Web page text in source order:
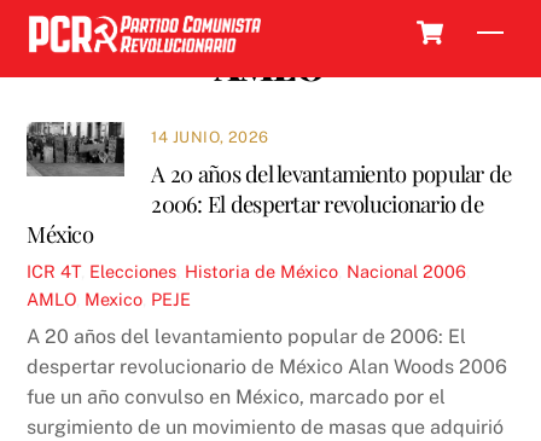
Skip
content
AMLO
14 JUNIO, 2026
A 20 años del levantamiento popular de
2006: El despertar revolucionario de
México
ICR 4T, Elecciones Historia de México Nacional 2006
AMLO Mexico PEJE
A 20 años del levantamiento popular de 2006: El
despertar revolucionario de México Alan Woods 2006
fue un año convulso en México, marcado por el
surgimiento de un movimiento de masas que adquirió